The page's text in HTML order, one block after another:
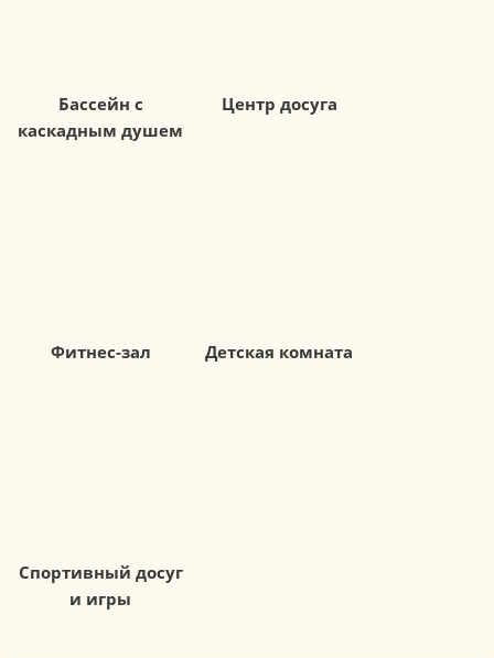
Бассейн с
каскадным душем
Центр досуга
Фитнес-зал Детская комната
Спортивный досуг
и игры